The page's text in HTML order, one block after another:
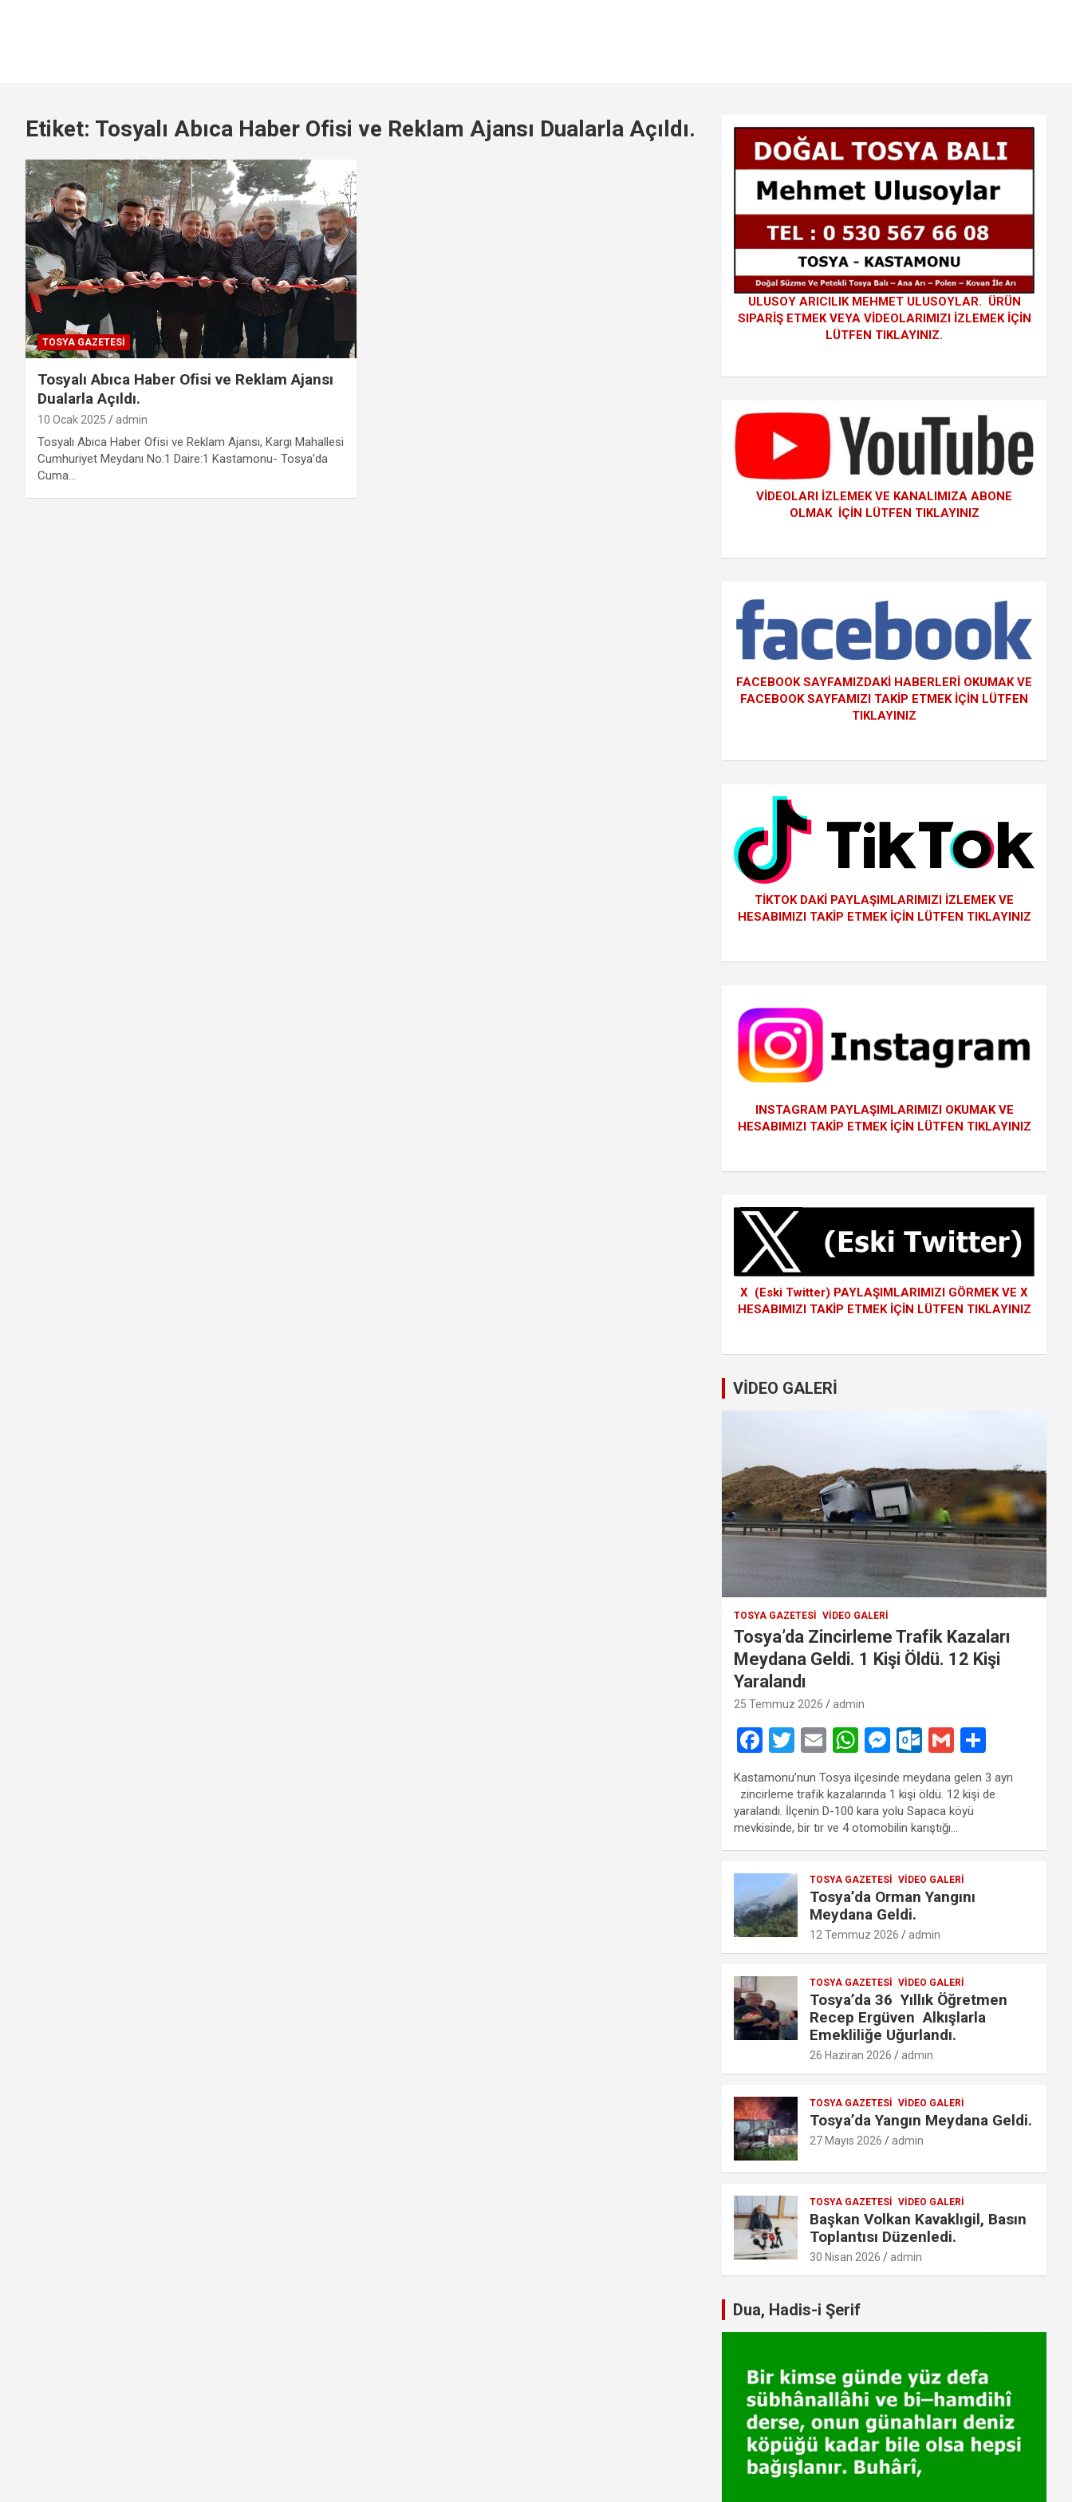
Etiket: Tosyalı Abıca Haber Ofisi ve Reklam Ajansı Dualarla Açıldı.
TOSYA GAZETESI
Tosyalı Abıca Haber Ofisi ve Reklam Ajansı
Dualarla Açıldı.
10 Ocak 2025 admin
Tosyalı Abıca Haber Ofisi ve Reklam Ajansı, Kargı Mahallesi
Cumhuriyet Meydanı No:1 Daire:1 Kastamonu- Tosya’da
Cuma…
ULUSOY ARICILIK MEHMET ULUSOYLAR. ÜRÜN
SIPARİŞ ETMEK VEYA VİDEOLARIMIZI İZLEMEK İÇİN
LÜTFEN TIKLAYINIZ.
VİDEOLARI İZLEMEK VE KANALIMIZA ABONE
OLMAK İÇİN LÜTFEN TIKLAYINIZ
FACEBOOK SAYFAMIZDAKİ HABERLERİ OKUMAK VE
FACEBOOK SAYFAMIZI TAKİP ETMEK İÇİN LÜTFEN
TIKLAYINIZ
TİKTOK DAKİ PAYLAŞIMLARIMIZI İZLEMEK VE
HESABIMIZI TAKİP ETMEK İÇİN LÜTFEN TIKLAYINIZ
INSTAGRAM PAYLAŞIMLARIMIZI OKUMAK VE
HESABIMIZI TAKİP ETMEK İÇİN LÜTFEN TIKLAYINIZ
X (Eski Twitter) PAYLAŞIMLARIMIZI GÖRMEK VE X
HESABIMIZI TAKİP ETMEK İÇİN LÜTFEN TIKLAYINIZ
VİDEO GALERİ
TOSYA GAZETESI VIDEO GALERI
Tosya’da Zincirleme Trafik Kazaları
Meydana Geldi. 1 Kişi Öldü. 12 Kişi
Yaralandı
25 Temmuz 2026 admin
F
ce
b
o
o
k
T
wi
tt
er
E
ail
W
at
s
A
p
p
M
es
se
n
g
er
O
ut
lo
o
k.
c
o
G
m
ail
h
ar
Kastamonu’nun Tosya ilçesinde meydana gelen 3 ayrı
zincirleme trafik kazalarında 1 kişi öldü. 12 kişi de
yaralandı. İlçenin D-100 kara yolu Sapaca köyü
mevkisinde, bir tır ve 4 otomobilin karıştığı…
TOSYA GAZETESI VIDEO GALERI
Tosya’da Orman Yangını
Meydana Geldi.
12 Temmuz 2026 admin
TOSYA GAZETESI VIDEO GALERI
Tosya’da 36 Yıllık Öğretmen
Recep Ergüven Alkışlarla
Emekliliğe Uğurlandı.
26 Haziran 2026 admin
TOSYA GAZETESI VIDEO GALERI
Tosya’da Yangın Meydana Geldi.
27 Mayıs 2026 admin
TOSYA GAZETESI VIDEO GALERI
Başkan Volkan Kavaklıgil, Basın
Toplantısı Düzenledi.
30 Nisan 2026 admin
Dua, Hadis-i Şerif